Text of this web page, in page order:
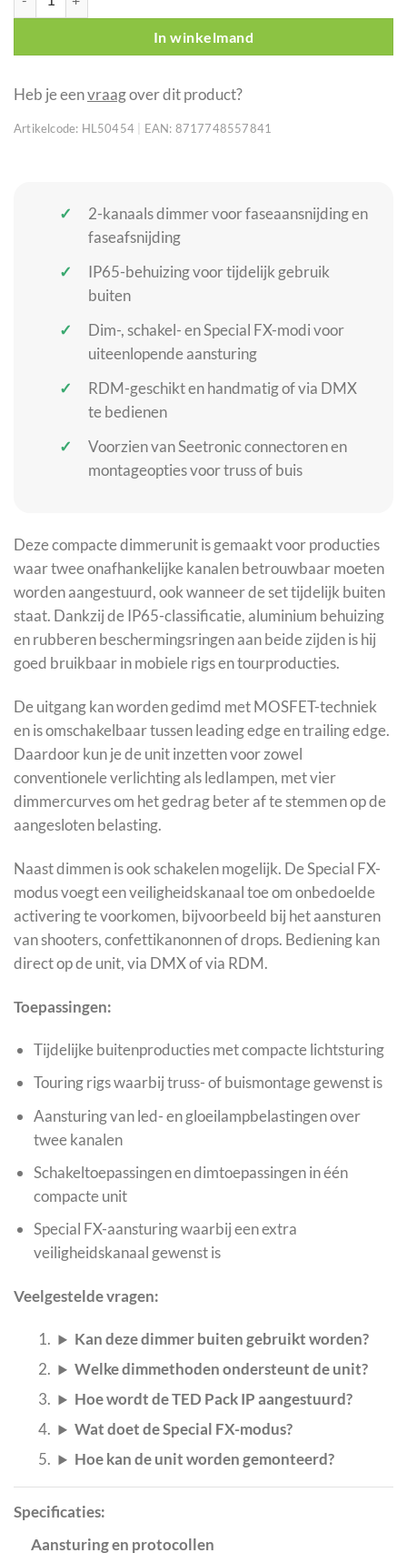
In winkelmand
Heb je eenvraagover dit product?
Artikelcode: HL50454 EAN: 8717748557841
2-kanaals dimmer voor faseaansnijding en
faseafsnijding
IP65-behuizing voor tijdelijk gebruik
buiten
Dim-, schakel- en Special FX-modi voor
uiteenlopende aansturing
RDM-geschikt en handmatig of via DMX
te bedienen
Voorzien van Seetronic connectoren en
montageopties voor truss of buis
Deze compacte dimmerunit is gemaakt voor producties
waar twee onafhankelijke kanalen betrouwbaar moeten
worden aangestuurd, ook wanneer de set tijdelijk buiten
staat. Dankzij de IP65-classificatie, aluminium behuizing
en rubberen beschermingsringen aan beide zijden is hij
goed bruikbaar in mobiele rigs en tourproducties.
De uitgang kan worden gedimd met MOSFET-techniek
en is omschakelbaar tussen leading edge en trailing edge.
Daardoor kun je de unit inzetten voor zowel
conventionele verlichting als ledlampen, met vier
dimmercurves om het gedrag beter af te stemmen op de
aangesloten belasting.
Naast dimmen is ook schakelen mogelijk. De Special FX-
modus voegt een veiligheidskanaal toe om onbedoelde
activering te voorkomen, bijvoorbeeld bij het aansturen
van shooters, confettikanonnen of drops. Bediening kan
direct op de unit, via DMX of via RDM.
Toepassingen:
Tijdelijke buitenproducties met compacte lichtsturing
Touring rigs waarbij truss- of buismontage gewenst is
Aansturing van led- en gloeilampbelastingen over
twee kanalen
Schakeltoepassingen en dimtoepassingen in één
compacte unit
Special FX-aansturing waarbij een extra
veiligheidskanaal gewenst is
Veelgestelde vragen:
Kan deze dimmer buiten gebruikt worden?
Welke dimmethoden ondersteunt de unit?
Hoe wordt de TED Pack IP aangestuurd?
Wat doet de Special FX-modus?
Hoe kan de unit worden gemonteerd?
Specificaties:
Aansturing en protocollen